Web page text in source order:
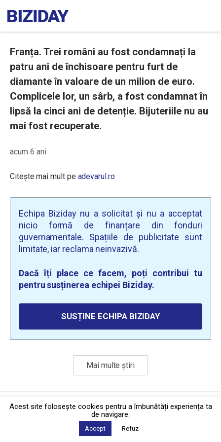
Franța. Trei români au fost condamnați la
patru ani de închisoare pentru furt de
diamante în valoare de un milion de euro.
Complicele lor, un sârb, a fost condamnat în
lipsă la cinci ani de detenție. Bijuteriile nu au
mai fost recuperate.
acum 6 ani
Citește mai mult pe adevarul.ro
Echipa Biziday nu a solicitat și nu a acceptat
nicio formă de finanțare din fonduri
guvernamentale. Spațiile de publicitate sunt
limitate, iar reclama neinvazivă.
Dacă îți place ce facem, poți contribui tu
pentru susținerea echipei Biziday.
SUSȚINE ECHIPA BIZIDAY
Mai multe știri
Politica de confidențialitate·Contact
2026 © Biziday
Acest site foloseşte cookies pentru a îmbunătăți experiența ta
de navigare.
Accept Refuz